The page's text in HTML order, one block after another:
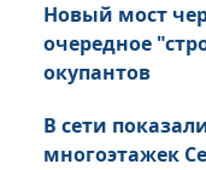
Новый мост
очередное
окупантов
В сети
многоэтажек